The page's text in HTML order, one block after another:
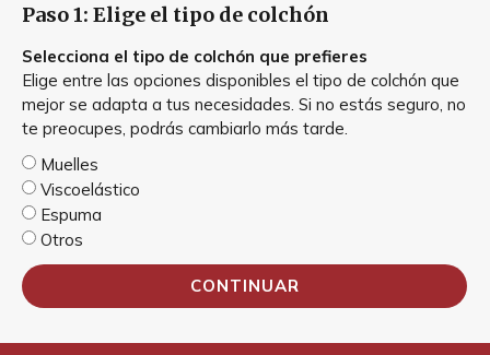
Paso 1: Elige el tipo de colchón
Selecciona el tipo de colchón que prefieres
Elige entre las opciones disponibles el tipo de colchón que
mejor se adapta a tus necesidades. Si no estás seguro, no
te preocupes, podrás cambiarlo más tarde.
Muelles
Viscoelástico
Espuma
Otros
CONTINUAR